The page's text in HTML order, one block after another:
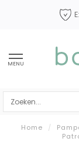
MENU
Home /